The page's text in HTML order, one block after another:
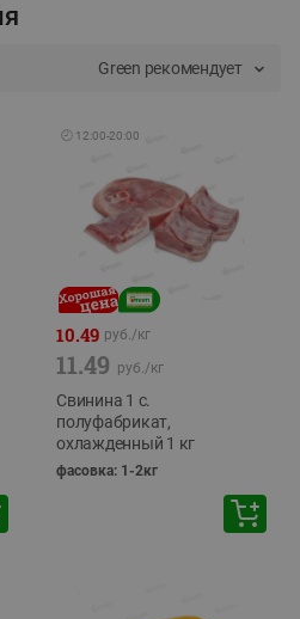
Green рекомендует
🕘 12:00-20:00
10.49 руб./кг
11.49 руб./кг
Свинина 1 с.
полуфабрикат,
охлажденный 1 кг
фасовка: 1-2кг